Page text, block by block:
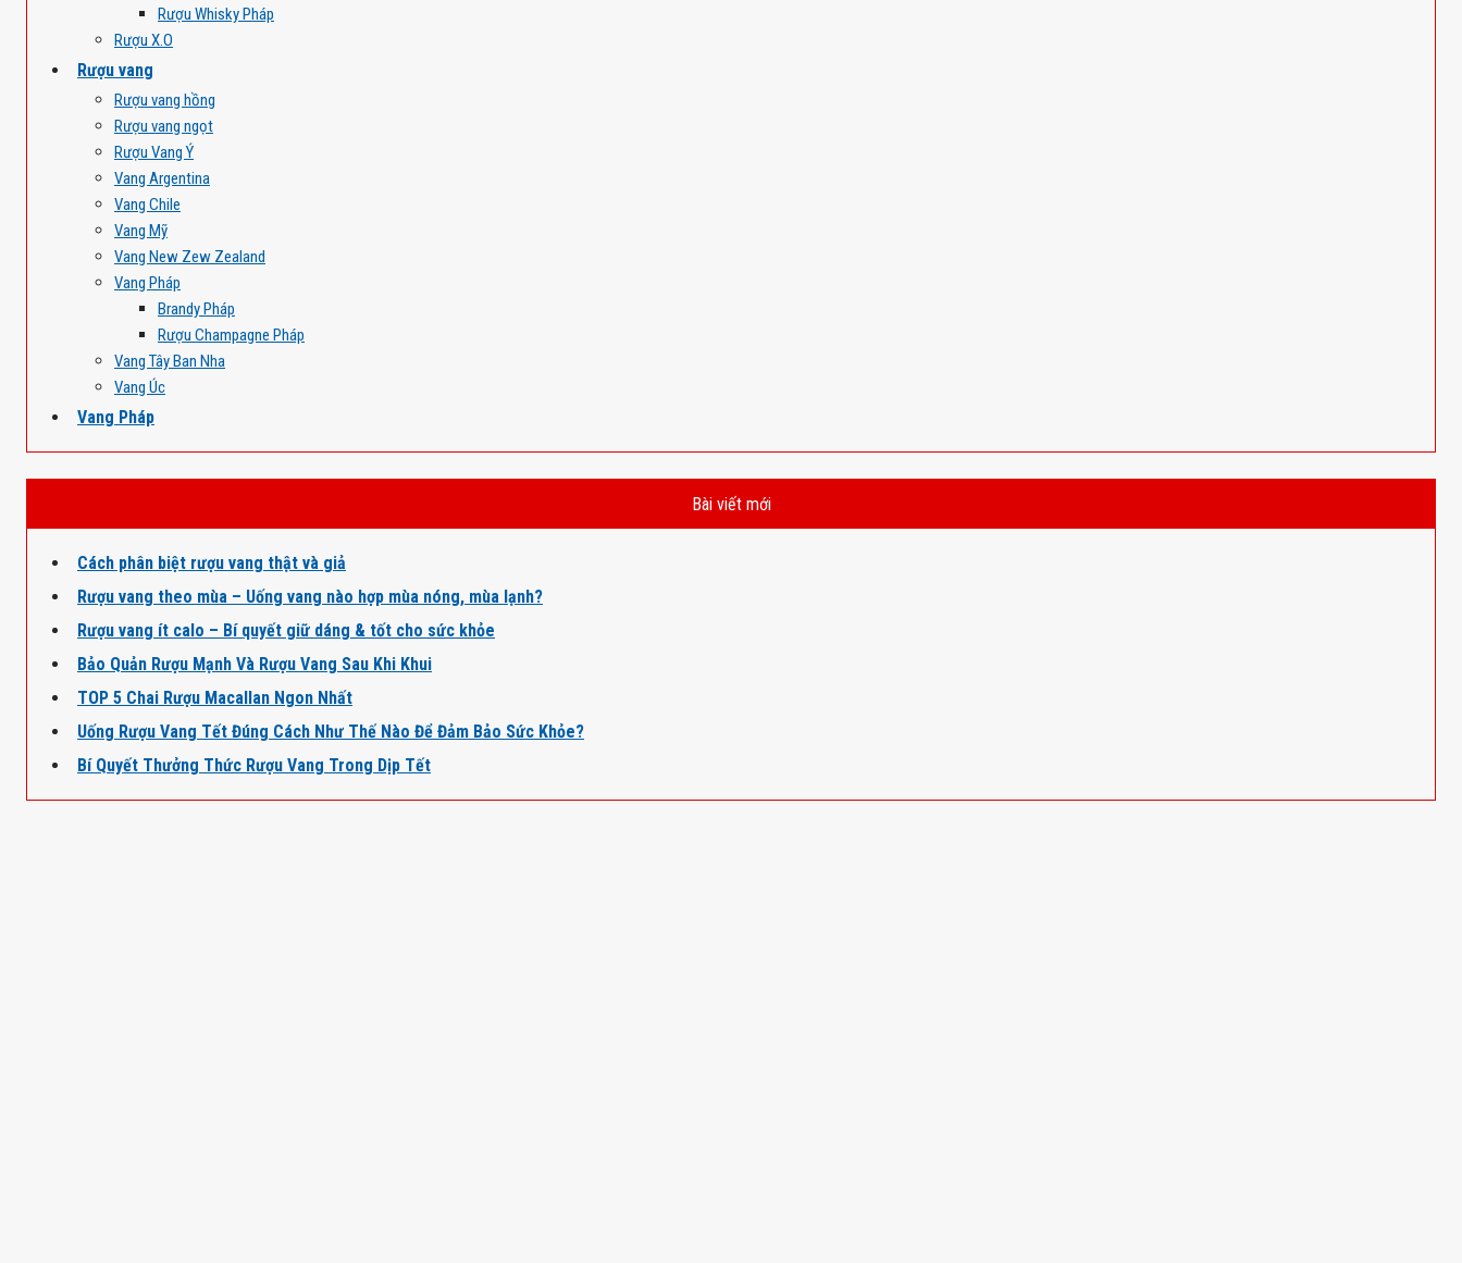
Rượu Whisky Pháp
Rượu X.O
Rượu vang
Rượu vang hồng
Rượu vang ngọt
Rượu Vang Ý
Vang Argentina
Vang Chile
Vang Mỹ
Vang New Zew Zealand
Vang Pháp
Brandy Pháp
Rượu Champagne Pháp
Vang Tây Ban Nha
Vang Úc
Vang Pháp
Bài viết mới
Cách phân biệt rượu vang thật và giả
Rượu vang theo mùa – Uống vang nào hợp mùa nóng, mùa lạnh?
Rượu vang ít calo – Bí quyết giữ dáng & tốt cho sức khỏe
Bảo Quản Rượu Mạnh Và Rượu Vang Sau Khi Khui
TOP 5 Chai Rượu Macallan Ngon Nhất
Uống Rượu Vang Tết Đúng Cách Như Thế Nào Để Đảm Bảo Sức Khỏe?
Bí Quyết Thưởng Thức Rượu Vang Trong Dịp Tết